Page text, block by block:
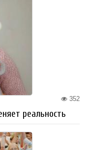
352
реальность